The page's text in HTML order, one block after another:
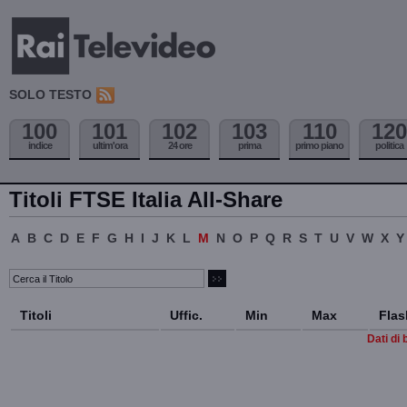
SOLO TESTO
100
indice
101
ultim'ora
102
24 ore
103
prima
110
primo piano
120
politica
Titoli FTSE Italia All-Share
A B C D E F G H I J K L M N O P Q R S T U V W X Y
Titoli Uffic. Min Max
Dati di